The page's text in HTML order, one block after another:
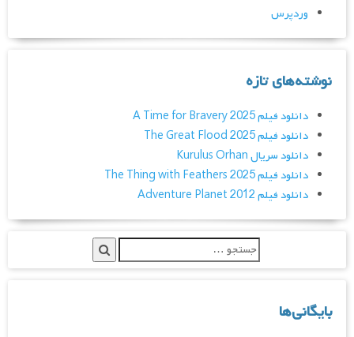
وردپرس
نوشته‌های تازه
دانلود فیلم A Time for Bravery 2025
دانلود فیلم The Great Flood 2025
دانلود سریال Kurulus Orhan
دانلود فیلم The Thing with Feathers 2025
دانلود فیلم Adventure Planet 2012
بایگانی‌ها